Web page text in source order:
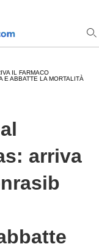
IL FARMACO
E ABBATTE LA MORTALITÀ
arriva